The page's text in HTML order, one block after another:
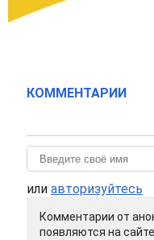
КОММЕНТАРИИ
или авторизуйтесь
Комментарии от
появляются на